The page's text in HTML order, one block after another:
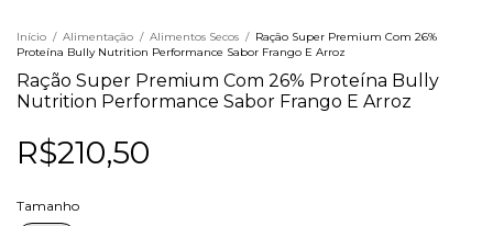
Início / Alimentação / Alimentos Secos / Ração Super Premium Com 26%
Proteína Bully Nutrition Performance Sabor Frango E Arroz
Ração Super Premium Com 26% Proteína Bully
Nutrition Performance Sabor Frango E Arroz
R$210,50
Tamanho